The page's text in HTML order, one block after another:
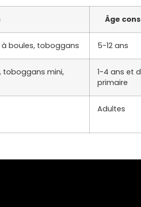
Âge
boules, toboggans 5-12 ans
toboggans mini,
1-4 ans et
primaire
Adultes